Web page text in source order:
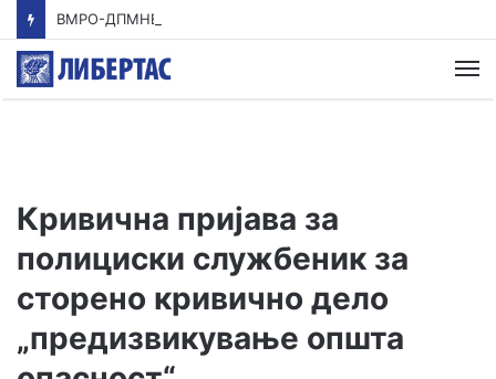
Кривична пријава за
полициски службеник за
сторено кривично дело
„предизвикување општа